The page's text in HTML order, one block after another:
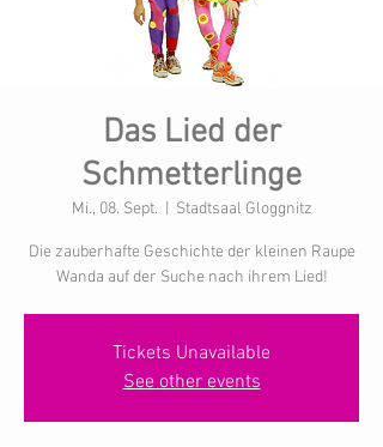
Das Lied der
Schmetterlinge
Mi., 08. Sept. Stadtsaal Gloggnitz
Die zauberhafte Geschichte der kleinen Raupe
Wanda auf der Suche nach ihrem Lied!
Tickets Unavailable
See other events